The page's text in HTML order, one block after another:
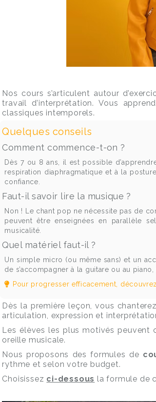
Nos cours s’articulent autour
travail d’interprétation. Vous
classiques intemporels.
Quelques conseils
Comment commence-t-on ?
Dès 7 ou 8 ans, il est possible
respiration diaphragmatique et à la
confiance.
Faut-il savoir lire la musique ?
Non ! Le chant pop ne nécessite pas de
peuvent être enseignées en parallèle
musicalité.
Quel matériel faut-il ?
Un simple micro (ou même sans) et un
de s’accompagner à la guitare ou au
Pour progresser efficacement,
Dès la première leçon, vous
articulation, expression et
Les élèves les plus motivés
oreille musicale.
Nous proposons des formules de
rythme et selon votre budget.
Choisissez ci-dessous la formule de